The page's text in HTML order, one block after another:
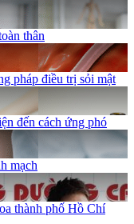
thân
pháp điều trị sỏi mật
đến cách ứng phó
mạch
thành phố Hồ Chí